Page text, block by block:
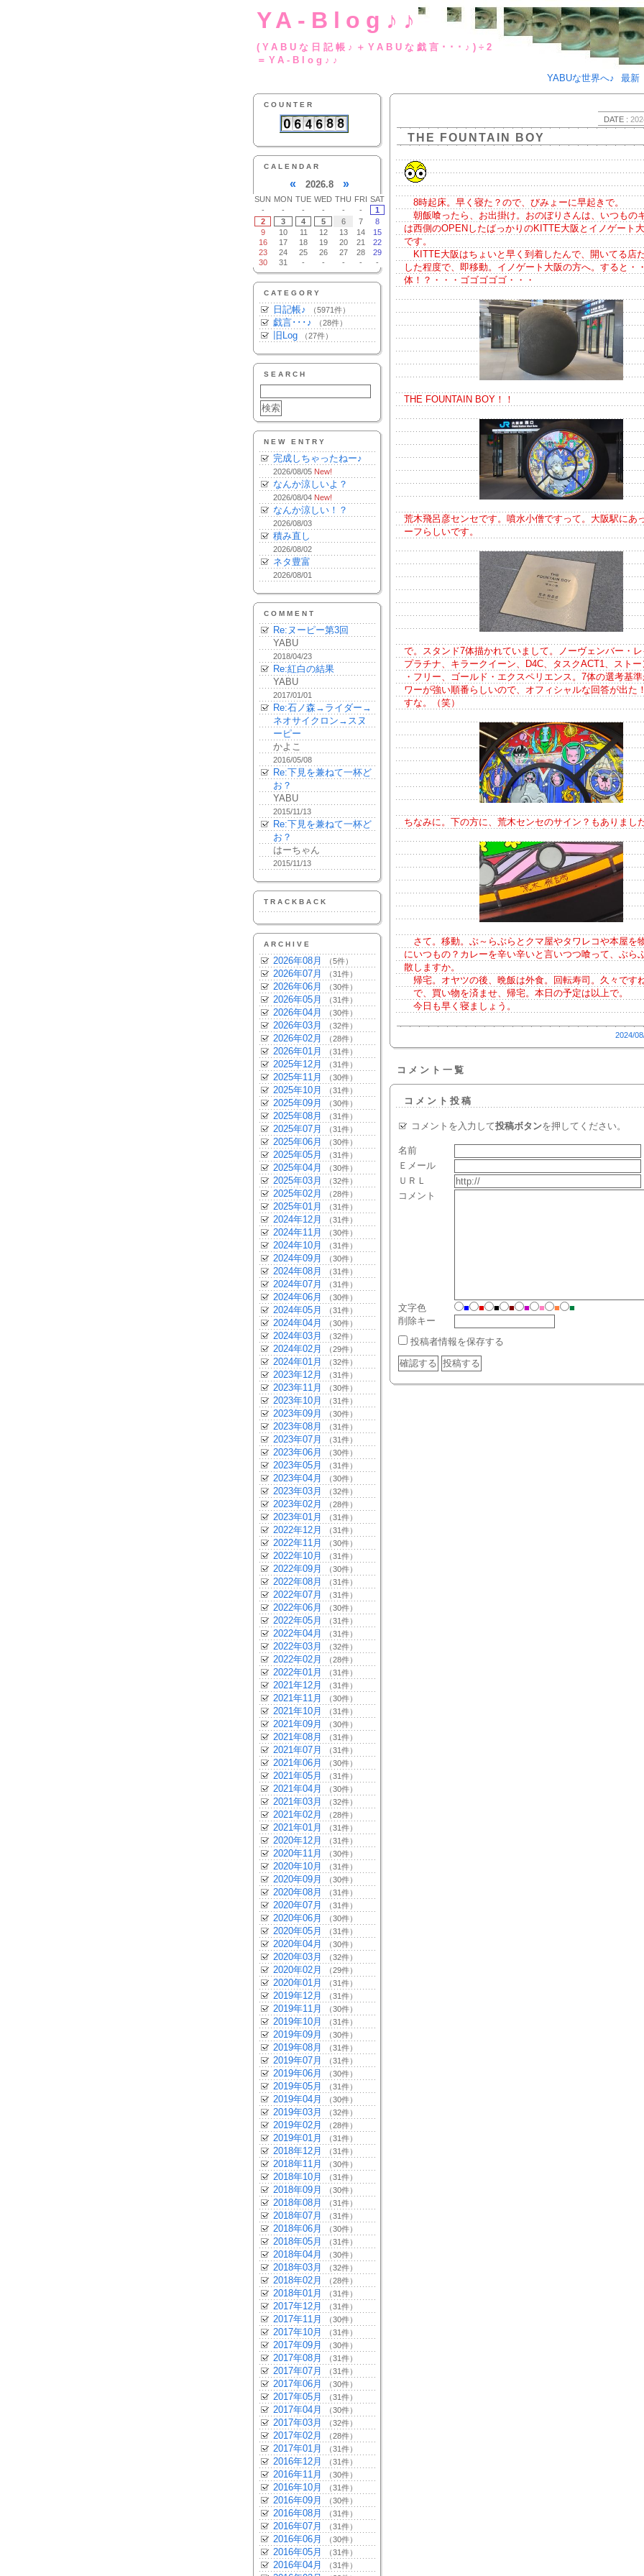
YA-Blog♪♪
(YABUな日記帳♪＋YABUな戯言･･
＝YA-Blog♪♪
YABUな世界へ♪
最新
COUNTER
CALENDAR
« 2026.8 »
SUN MON TUE WED THU FRI SAT
-
- - - - -
1
2
3 4 5 6 7
8
9
10 11 12 13 14
15
16
17 18 19 20 21
22
23
24 25 26 27 28
29
30
31 - - - - -
CATEGORY
日記帳♪ （5971件）
戯言･･･♪ （28件）
旧Log （27件）
SEARCH
NEW ENTRY
完成しちゃったねー♪
2026/08/05 New!
なんか涼しいよ？
2026/08/04 New!
なんか涼しい！？
2026/08/03
積み直し
2026/08/02
ネタ豊富
2026/08/01
COMMENT
Re:ヌーピー第3回
YABU
2018/04/23
Re:紅白の結果
YABU
2017/01/01
Re:石ノ森→ライダー→
ネオサイクロン→スヌ
ーピー
かよこ
2016/05/08
Re:下見を兼ねて一杯ど
お？
YABU
2015/11/13
Re:下見を兼ねて一杯ど
お？
はーちゃん
2015/11/13
TRACKBACK
ARCHIVE
2026年08月 （5件）
2026年07月 （31件）
2026年06月 （30件）
2026年05月 （31件）
2026年04月 （30件）
2026年03月 （32件）
2026年02月 （28件）
2026年01月 （31件）
2025年12月 （31件）
2025年11月 （30件）
2025年10月 （31件）
2025年09月 （30件）
2025年08月 （31件）
2025年07月 （31件）
2025年06月 （30件）
2025年05月 （31件）
2025年04月 （30件）
2025年03月 （32件）
2025年02月 （28件）
2025年01月 （31件）
2024年12月 （31件）
2024年11月 （30件）
2024年10月 （31件）
2024年09月 （30件）
2024年08月 （31件）
2024年07月 （31件）
2024年06月 （30件）
2024年05月 （31件）
2024年04月 （30件）
2024年03月 （32件）
2024年02月 （29件）
2024年01月 （32件）
2023年12月 （31件）
2023年11月 （30件）
2023年10月 （31件）
2023年09月 （30件）
2023年08月 （31件）
2023年07月 （31件）
2023年06月 （30件）
2023年05月 （31件）
2023年04月 （30件）
2023年03月 （32件）
2023年02月 （28件）
2023年01月 （31件）
2022年12月 （31件）
2022年11月 （30件）
2022年10月 （31件）
2022年09月 （30件）
2022年08月 （31件）
2022年07月 （31件）
2022年06月 （30件）
2022年05月 （31件）
2022年04月 （31件）
2022年03月 （32件）
2022年02月 （28件）
2022年01月 （31件）
2021年12月 （31件）
2021年11月 （30件）
2021年10月 （31件）
2021年09月 （30件）
2021年08月 （31件）
2021年07月 （31件）
2021年06月 （30件）
2021年05月 （31件）
2021年04月 （30件）
2021年03月 （32件）
2021年02月 （28件）
2021年01月 （31件）
2020年12月 （31件）
2020年11月 （30件）
2020年10月 （31件）
2020年09月 （30件）
2020年08月 （31件）
2020年07月 （31件）
2020年06月 （30件）
2020年05月 （31件）
2020年04月 （30件）
2020年03月 （32件）
2020年02月 （29件）
2020年01月 （31件）
2019年12月 （31件）
2019年11月 （30件）
2019年10月 （31件）
2019年09月 （30件）
2019年08月 （31件）
2019年07月 （31件）
2019年06月 （30件）
2019年05月 （31件）
2019年04月 （30件）
2019年03月 （32件）
2019年02月 （28件）
2019年01月 （31件）
2018年12月 （31件）
2018年11月 （30件）
2018年10月 （31件）
2018年09月 （30件）
2018年08月 （31件）
2018年07月 （31件）
2018年06月 （30件）
2018年05月 （31件）
2018年04月 （30件）
2018年03月 （32件）
2018年02月 （28件）
2018年01月 （31件）
2017年12月 （31件）
2017年11月 （30件）
2017年10月 （31件）
2017年09月 （30件）
2017年08月 （31件）
2017年07月 （31件）
2017年06月 （30件）
2017年05月 （31件）
2017年04月 （30件）
2017年03月 （32件）
2017年02月 （28件）
2017年01月 （31件）
2016年12月 （31件）
2016年11月 （30件）
2016年10月 （31件）
2016年09月 （30件）
2016年08月 （31件）
2016年07月 （31件）
2016年06月 （30件）
2016年05月 （31件）
2016年04月 （31件）
DATE :
THE FOUNTAIN BOY
8時起床。早く寝た？ので、びみょーに早起きで。
朝飯喰ったら、お出掛け。おのぼりさんは、いつもの
は西側のOPENしたばっかりのKITTE大阪とイノゲート
です。
KITTE大阪はちょいと早く到着したんで、開いてる店
した程度で、即移動。イノゲート大阪の方へ。すると・
体！？・・・ゴゴゴゴゴ・・・
THE FOUNTAIN BOY！！
荒木飛呂彦センセです。噴水小僧ですって。大阪駅にあ
ーフらしいです。
で。スタンド7体描かれていまして。ノーヴェンバー・
プラチナ、キラークイーン、D4C、タスクACT1、ストー
・フリー、ゴールド・エクスペリエンス。7体の選考基
ワーが強い順番らしいので、オフィシャルな回答が出た
すな。（笑）
ちなみに。下の方に、荒木センセのサイン？もありました
さて。移動。ぶ～らぶらとクマ屋やタワレコや本屋を
にいつもの？カレーを辛い辛いと言いつつ喰って、ぶら
散しますか。
帰宅。オヤツの後、晩飯は外食。回転寿司。久々ですね
で、買い物を済ませ、帰宅。本日の予定は以上で。
今日も早く寝ましょう。
2024/
コメント一覧
コメント投稿
コメントを入力して投稿ボタンを押してください。
名前
Ｅメール
ＵＲＬ
コメント
文字色 ■ ■ ■ ■ ■ ■ ■
■
削除キー
投稿者情報を保存する